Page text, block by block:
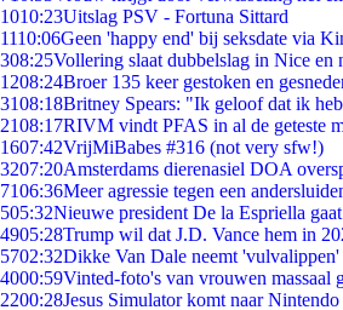
1010:23Uitslag PSV - Fortuna Sittard
1110:06Geen 'happy end' bij seksdate via
308:25Vollering slaat dubbelslag in Nice en
1208:24Broer 135 keer gestoken en
3108:18Britney Spears: "Ik geloof dat ik
2108:17RIVM vindt PFAS in al de geteste
1607:42VrijMiBabes #316 (not very sfw!)
3207:20Amsterdams dierenasiel DOA
7106:36Meer agressie tegen een
505:32Nieuwe president De la Espriella
4905:28Trump wil dat J.D. Vance hem in
5702:32Dikke Van Dale neemt
4000:59Vinted-foto's van vrouwen massaal
2200:28Jesus Simulator komt naar